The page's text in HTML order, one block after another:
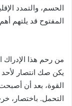
الحسم، والتمدد
المفتوح قد يلتهم
من رحم هذا الإدراك
يكن صك انتصار لأحد
القوة، بعد أن
التحمل. باختصار،